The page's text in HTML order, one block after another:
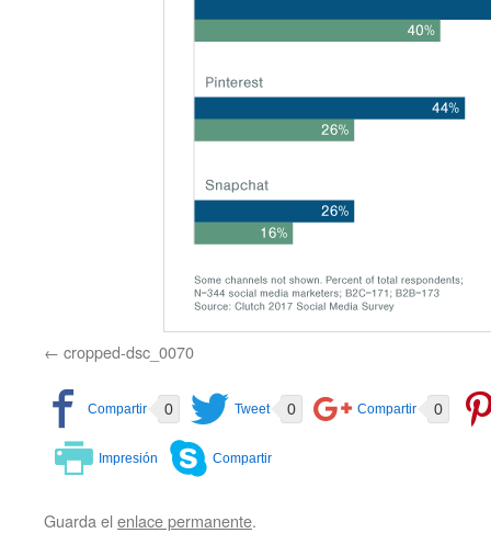
cropped-dsc_0070
0 0 0
Guarda el enlace permanente.